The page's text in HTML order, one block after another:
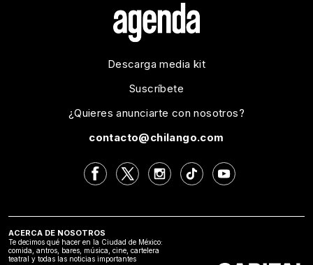
Descarga media kit
Suscríbete
¿Quieres anunciarte con nosotros?
contacto@chilango.com
ACERCA DE NOSOTROS
Te decimos qué hacer en la Ciudad de México:
comida, antros, bares, música, cine, cartelera
teatral y todas las noticias importantes